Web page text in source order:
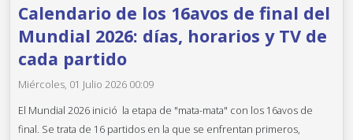
Calendario de los 16avos de final del
Mundial 2026: días, horarios y TV de
cada partido
Miércoles, 01 Julio 2026 00:09
El Mundial 2026 inició la etapa de "mata-mata" con los 16avos de
final. Se trata de 16 partidos en la que se enfrentan primeros,